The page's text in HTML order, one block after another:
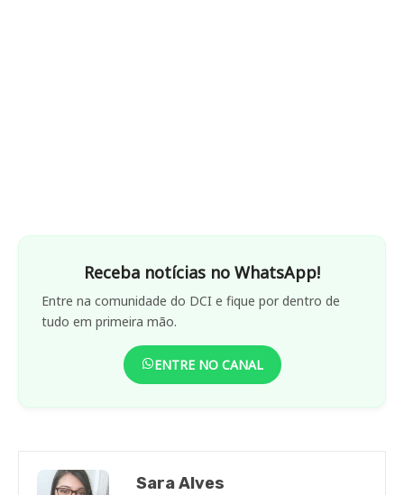
Receba notícias no WhatsApp!
Entre na comunidade do DCI e fique por dentro de
tudo em primeira mão.
ENTRE NO CANAL
Sara Alves